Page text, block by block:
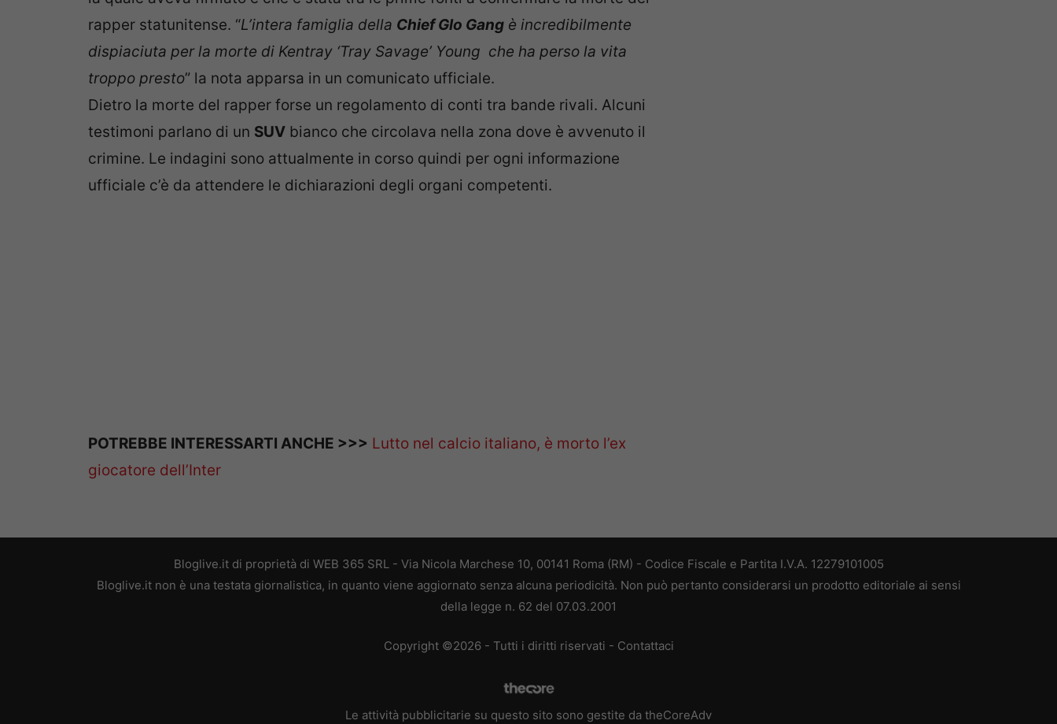
rapper statunitense. “L’intera famiglia della Chief Glo Gang è incredibilmente
dispiaciuta per la morte di Kentray ‘Tray Savage’ Young che ha perso la vita
troppo presto” la nota apparsa in un comunicato ufficiale.
Dietro la morte del rapper forse un regolamento di conti tra bande rivali. Alcuni
testimoni parlano di un SUV bianco che circolava nella zona dove è avvenuto il
crimine. Le indagini sono attualmente in corso quindi per ogni informazione
ufficiale c’è da attendere le dichiarazioni degli organi competenti.
POTREBBE INTERESSARTI ANCHE >>> Lutto nel calcio italiano, è morto l’ex
giocatore dell’Inter
Bloglive.it di proprietà di WEB 365 SRL - Via Nicola Marchese 10, 00141 Roma (RM) - Codice Fiscale e Partita I.V.A. 12279101005
Bloglive.it non è una testata giornalistica, in quanto viene aggiornato senza alcuna periodicità. Non può pertanto considerarsi un prodotto editoriale ai sensi
della legge n. 62 del 07.03.2001
Le attività pubblicitarie su questo sito sono gestite da theCoreAdv